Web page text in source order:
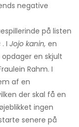
negative
på listen
. I Jojo kanin, en
en skjult
Rahm. I
af en
der skal få en
ingen
senere på